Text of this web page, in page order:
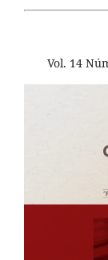
Vol. 14